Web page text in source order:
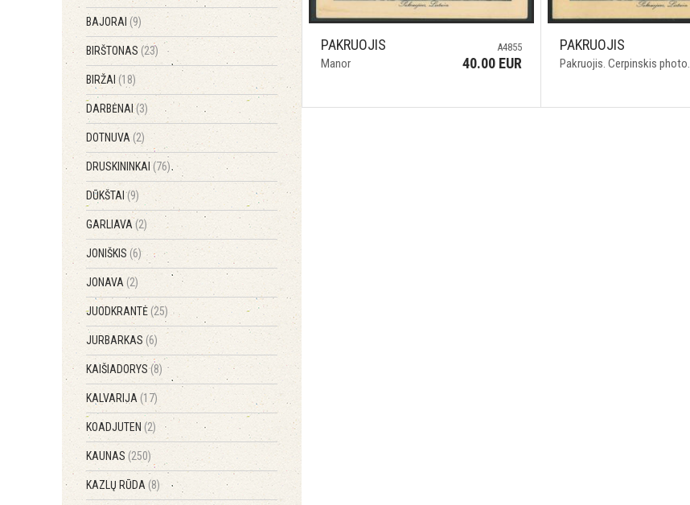
BAJORAI (9)
BIRŠTONAS (23)
BIRŽAI (18)
DARBĖNAI(3)
DOTNUVA (2)
DRUSKININKAI (76)
DŪKŠTAI(9)
GARLIAVA (2)
JONIŠKIS (6)
JONAVA (2)
JUODKRANTĖ (25)
JURBARKAS (6)
KAIŠIADORYS(8)
KALVARIJA (17)
KOADJUTEN (2)
KAUNAS (250)
KAZLŲ RŪDA (8)
PAKRUOJIS
Manor
A4855
40.00 EUR
PAKRUOJIS
Pakruojis. Cerpinskis photo.